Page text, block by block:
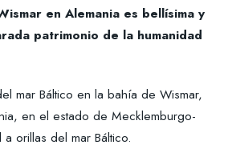
en Alemania es bellísima y
patrimonio de la humanidad
mar Báltico en la bahía de Wismar,
en el estado de Mecklemburgo-
orillas del mar Báltico.